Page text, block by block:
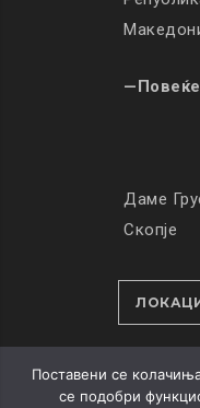
Даме
Скопје
© Copyright 2019.
Поставени се
се подобри